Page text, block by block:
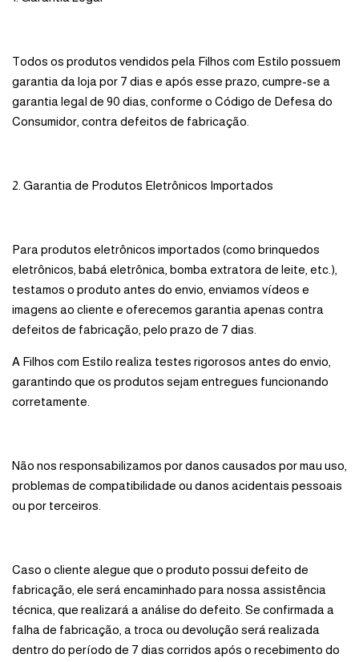
Todos os produtos vendidos pela Filhos com Estilo possuem
garantia da loja por 7 dias e após esse prazo, cumpre-se a
garantia legal de 90 dias, conforme o Código de Defesa do
Consumidor, contra defeitos de fabricação.
2. Garantia de Produtos Eletrônicos Importados
Para produtos eletrônicos importados (como brinquedos
eletrônicos, babá eletrônica, bomba extratora de leite, etc.),
testamos o produto antes do envio, enviamos vídeos e
imagens ao cliente e oferecemos garantia apenas contra
defeitos de fabricação, pelo prazo de 7 dias.
A Filhos com Estilo realiza testes rigorosos antes do envio,
garantindo que os produtos sejam entregues funcionando
corretamente.
Não nos responsabilizamos por danos causados por mau uso,
problemas de compatibilidade ou danos acidentais pessoais
ou por terceiros.
Caso o cliente alegue que o produto possui defeito de
fabricação, ele será encaminhado para nossa assistência
técnica, que realizará a análise do defeito. Se confirmada a
falha de fabricação, a troca ou devolução será realizada
dentro do período de 7 dias corridos após o recebimento do